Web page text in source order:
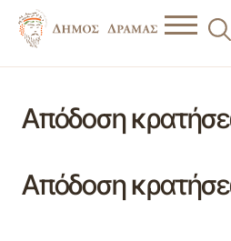
Απόδοση
Απόδοση